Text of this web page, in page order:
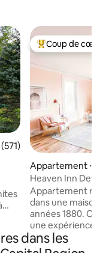
moyenne sur la
et
Coups de cœur
Coup de cœur
Appartement ⋅
Heaven Inn
Appartement
dans une maison
années 1880. Ce logement est vraiment
une expérience,
et 10 pieds de
pattes avec des
dans les